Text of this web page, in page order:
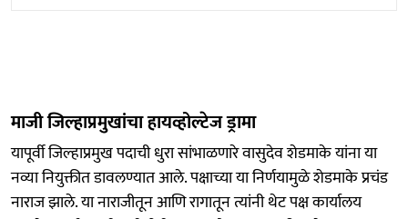
माजी जिल्हाप्रमुखांचा हायव्होल्टेज ड्रामा
यापूर्वी जिल्हाप्रमुख पदाची धुरा सांभाळणारे वासुदेव शेडमाके यांना या
नव्या नियुक्तीत डावलण्यात आले. पक्षाच्या या निर्णयामुळे शेडमाके प्रचंड
नाराज झाले. या नाराजीतून आणि रागातून त्यांनी थेट पक्ष कार्यालय